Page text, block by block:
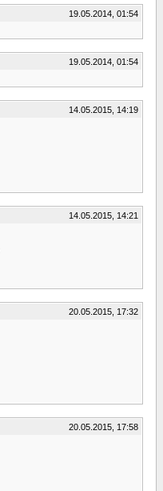
19.05.2014, 01:54
19.05.2014, 01:54
14.05.2015, 14:19
14.05.2015, 14:21
20.05.2015, 17:32
20.05.2015, 17:58